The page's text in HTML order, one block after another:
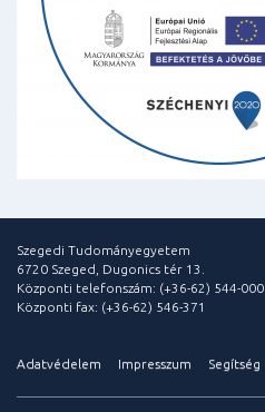
Szegedi Tudományegyetem
6720 Szeged, Dugonics tér 13.
Központi telefonszám: (+36-62) 544-000
Központi fax: (+36-62) 546-371
Adatvédelem Impresszum Segítség